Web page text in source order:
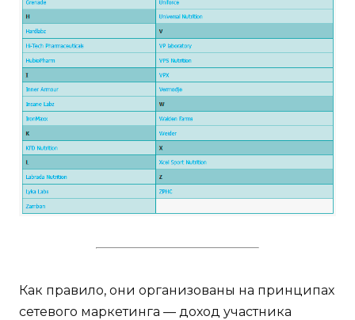
Как правило, они организованы на принципах
сетевого маркетинга — доход участника